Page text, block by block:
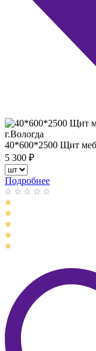
40*600*2500 Щит
5 300 ₽
Подробнее